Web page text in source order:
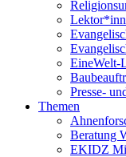
EineWelt-
Presse-
Themen
Beratung
EKIDZ